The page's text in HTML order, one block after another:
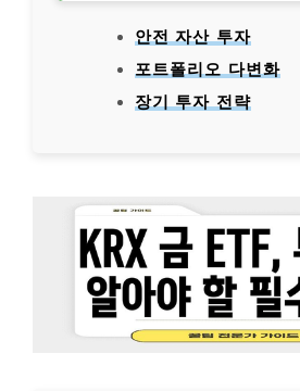
안전 자산 투자
포트폴리오 다변화
장기 투자 전략